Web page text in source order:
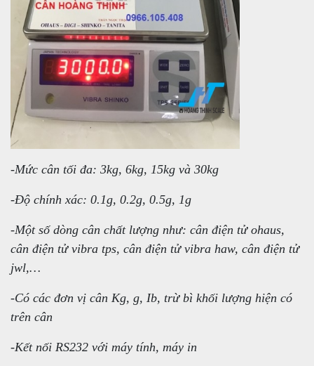
-Mức cân tối đa: 3kg, 6kg, 15kg và 30kg
-Độ chính xác: 0.1g, 0.2g, 0.5g, 1g
-Một số dòng cân chất lượng như: cân điện tử ohaus,
cân điện tử vibra tps, cân điện tử vibra haw, cân điện tử
jwl,…
-Có các đơn vị cân Kg, g, Ib, trừ bì khối lượng hiện có
trên cân
-Kết nối RS232 với máy tính, máy in